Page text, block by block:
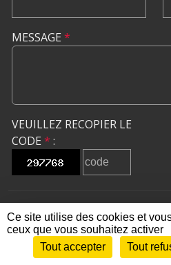
MESSAGE *
VEUILLEZ RECOPIER LE
CODE * :
SPORTS
Envie de participer ?
Ce site utilise des cookies et
ceux que vous souhaitez activer
Tout accepter
Tout